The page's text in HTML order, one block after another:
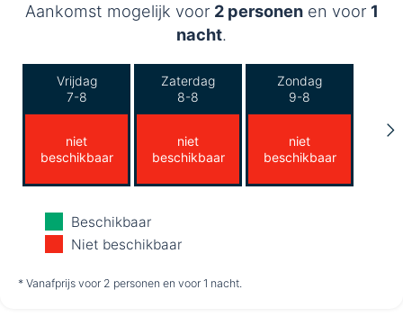
Aankomst mogelijk voor 2 personenen voor 1
nacht.
Vrijdag
7-8
niet
beschikbaar
Zaterdag
8-8
niet
beschikbaar
Zondag
9-8
niet
beschikbaar
Maandag
10-8
beschikbaar
beschikbaar
Beschikbaar
Niet beschikbaar
* Vanafprijs voor 2 personen en voor 1 nacht.